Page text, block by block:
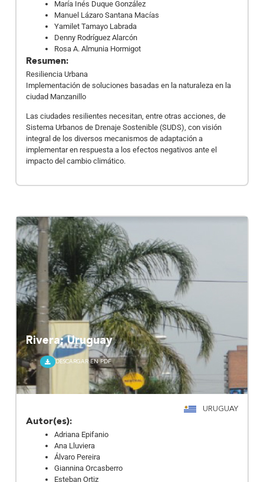
María Inés Duque González
Manuel Lázaro Santana Macías
Yamilet Tamayo Labrada
Denny Rodríguez Alarcón
Rosa A. Almunia Hormigot
Resumen:
Resiliencia Urbana
Implementación de soluciones basadas en la naturaleza en la
ciudad Manzanillo
Las ciudades resilientes necesitan, entre otras acciones, de
Sistema Urbanos de Drenaje Sostenible (SUDS), con visión
integral de los diversos mecanismos de adaptación a
implementar en respuesta a los efectos negativos ante el
impacto del cambio climático.
Rivera; Uruguay
DESCARGAR EN PDF
URUGUAY
Autor(es):
Adriana Epifanio
Ana Lluviera
Álvaro Pereira
Giannina Orcasberro
Esteban Ortiz